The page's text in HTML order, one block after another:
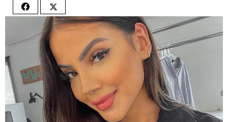
Share
Facebook
Share
on